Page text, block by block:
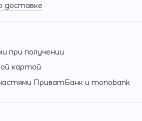
доставке
при получении
картой
ПриватБанк и monobank